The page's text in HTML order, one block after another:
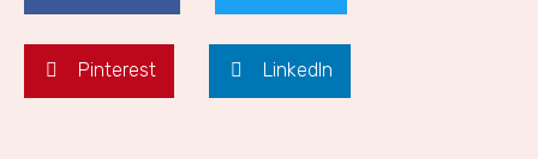
Pinterest LinkedIn